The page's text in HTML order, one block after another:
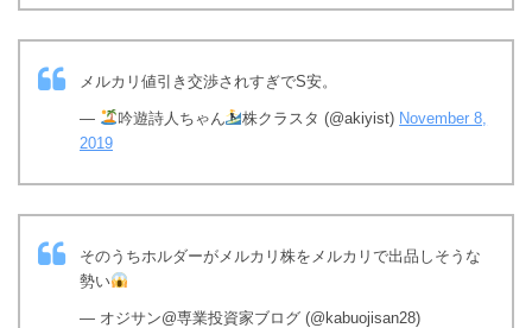
メルカリ値引き交渉されすぎでS安。
— 吟遊詩人ちゃん 株クラスタ (@akiyist) November 8,
2019
そのうちホルダーがメルカリ株をメルカリで出品しそうな
勢い
— オジサン@専業投資家ブログ (@kabuojisan28)